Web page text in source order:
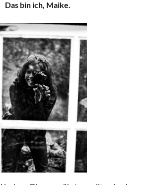
Das bin ich, Maike.